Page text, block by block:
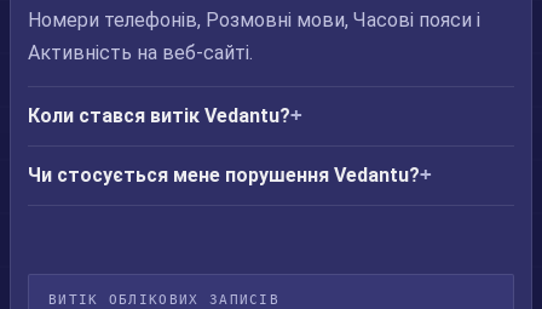
Номери телефонів, Розмовні мови, Часові пояси і
Активність на веб-сайті.
Коли стався витік Vedantu?
Чи стосується мене порушення Vedantu?
ВИТІК ОБЛІКОВИХ ЗАПИСІВ